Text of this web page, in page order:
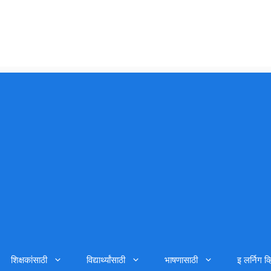
शिक्षकांसाठी विद्यार्थ्यांसाठी भाषणासाठी इ लर्निग